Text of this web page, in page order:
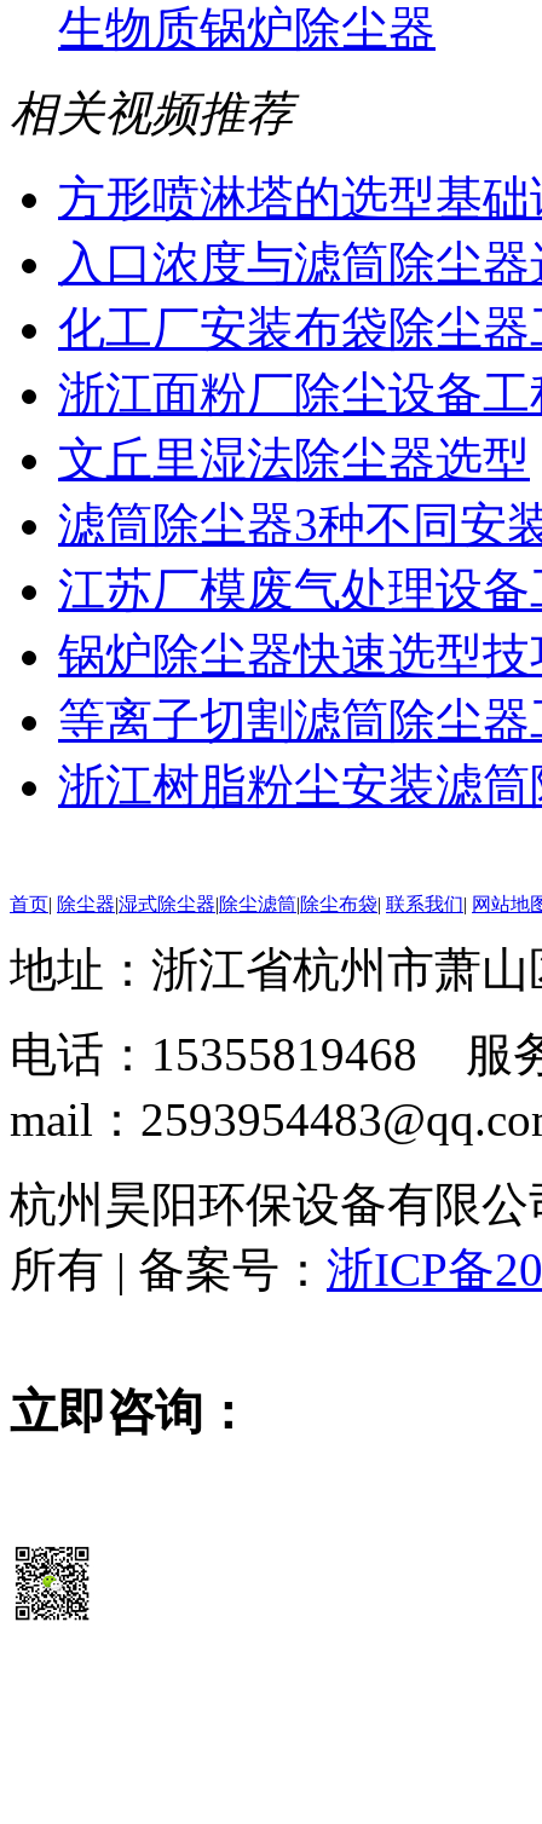
生物质锅炉除尘器
相关视频推荐
方形喷淋塔的选型基础
入口浓度与滤筒除尘
化工厂安装布袋除尘
浙江面粉厂除尘设备
文丘里湿法除尘器选型
滤筒除尘器3种不同安
江苏厂模废气处理设
锅炉除尘器快速选型
等离子切割滤筒除尘
浙江树脂粉尘安装滤
首页| 除尘器|湿式除尘器|除尘滤筒|除尘布袋| 联系我们| 网站地
地址：浙江省杭州市萧
电话：15355819468 服
mail：
杭州昊阳环保设备有限公
所有 | 备案号： 浙ICP备
立即咨询：